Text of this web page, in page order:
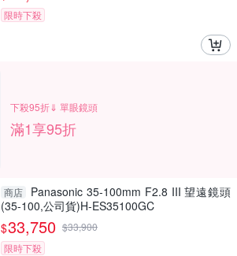
限時下殺
下殺95折⇓ 單眼鏡頭
滿1享95折
商店
Panasonic 35-100mm F2.8 III 望遠鏡頭
(35-100,公司貨)H-ES35100GC
$33,750 $33,900
限時下殺